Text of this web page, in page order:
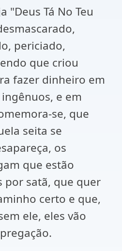
"Deus Tá No Teu
periciado,
que criou
fazer dinheiro em
e em
se, que
seita se
os
que estão
por satã, que quer
certo e que,
ele, eles vão